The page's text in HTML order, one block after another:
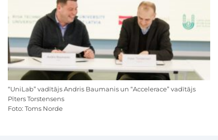
“UniLab” vadītājs Andris Baumanis un “Accelerace” vadītājs
Pīters Torstensens
Foto: Toms Norde